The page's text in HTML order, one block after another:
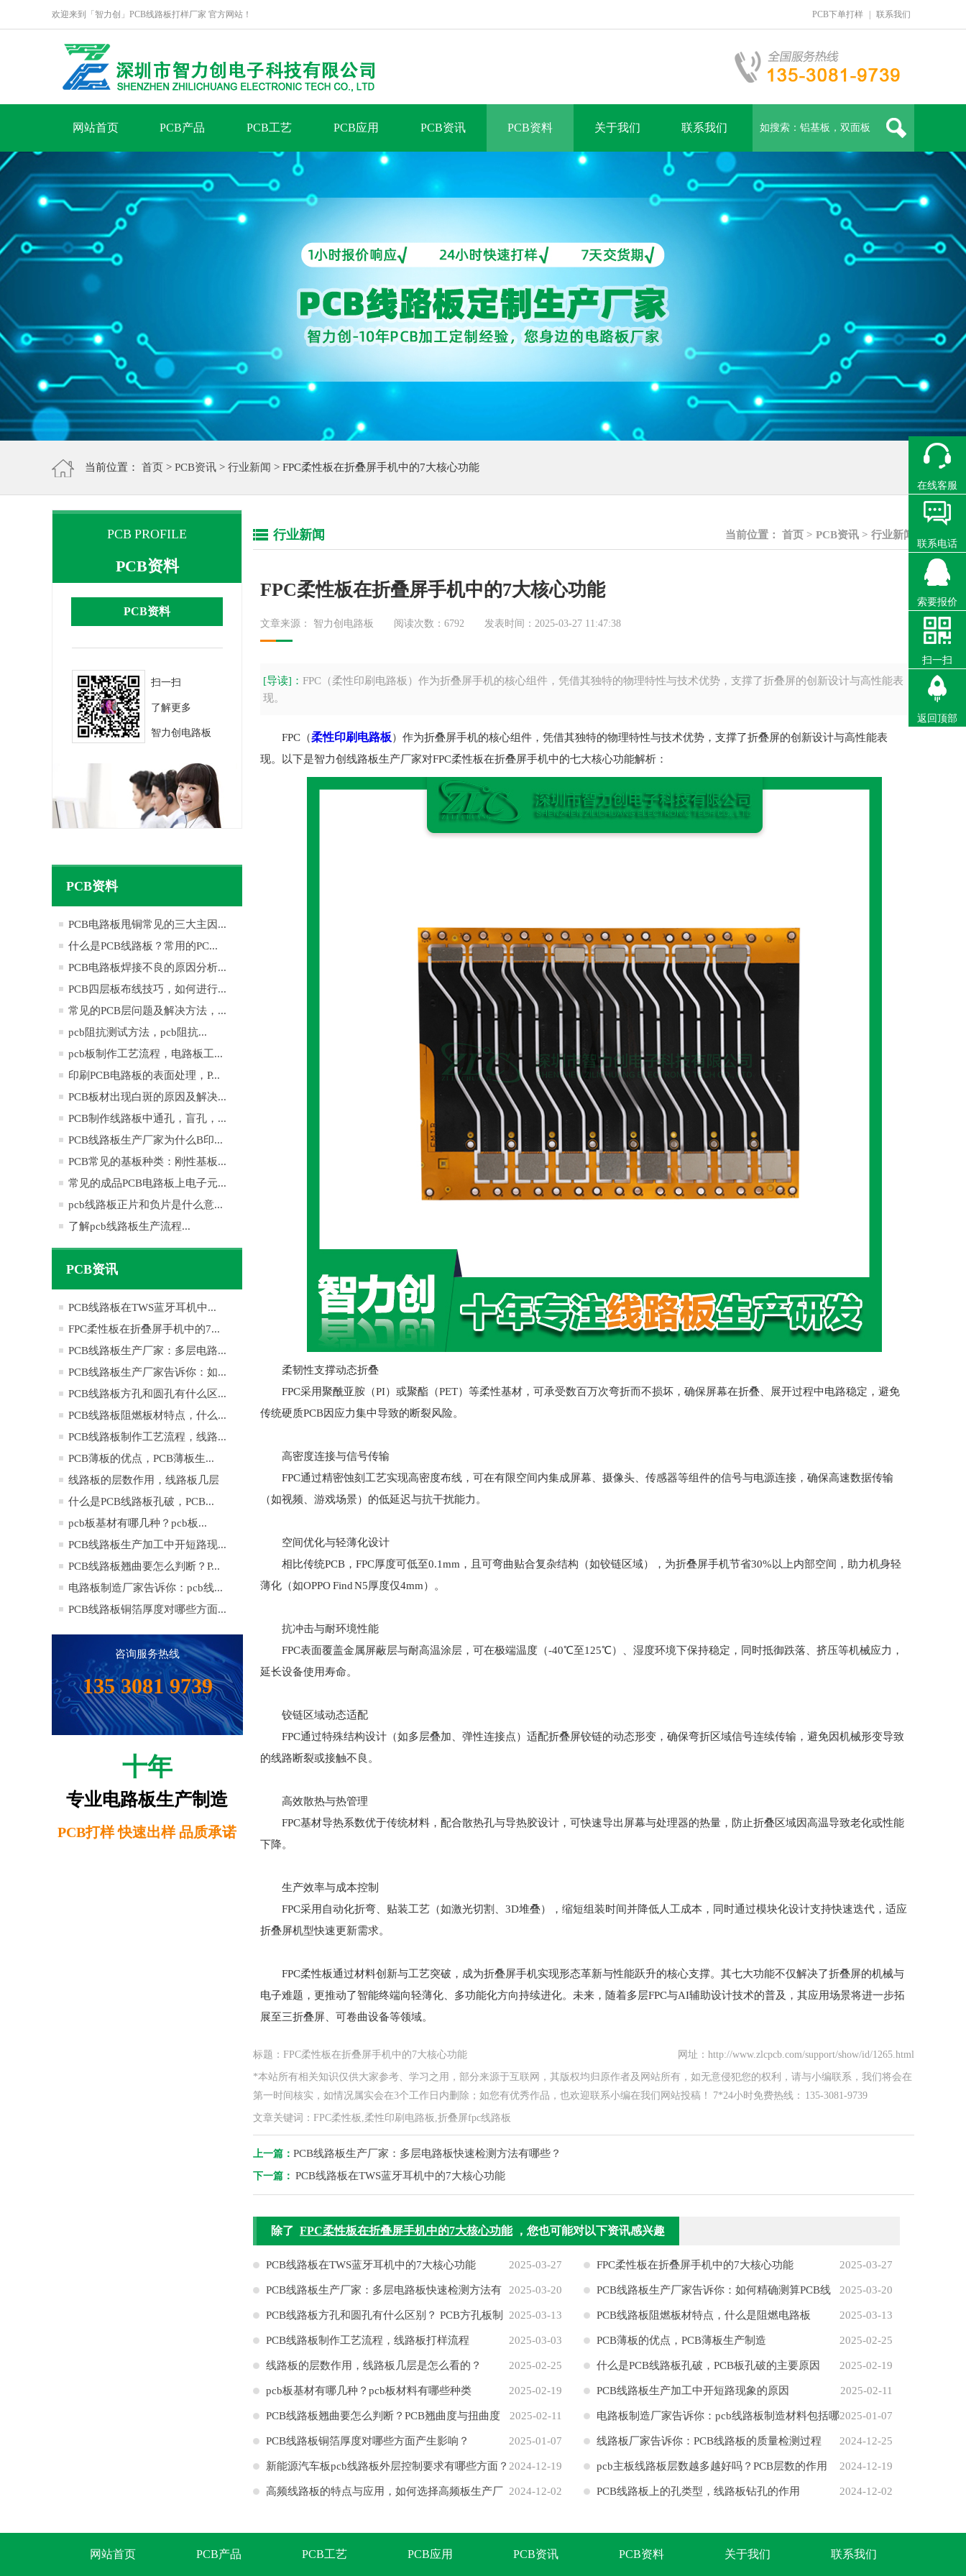
欢迎来到「智力创」PCB线路板打样厂家 官方网站！ PCB下单打样 联系我们
网站首页 PCB产品 PCB工艺 PCB应用 PCB资讯 PCB资料 关于我们 联系我们
当前位置： 首页 > PCB资讯 > 行业新闻 > FPC柔性板在折叠屏手机中的7大核心功能
PCB PROFILE
PCB资料
PCB资料
扫一扫
了解更多
智力创电路板
PCB资料
PCB电路板甩铜常见的三大主因...
什么是PCB线路板？常用的PC...
PCB电路板焊接不良的原因分析...
PCB四层板布线技巧，如何进行...
常见的PCB层问题及解决方法，...
pcb阻抗测试方法，pcb阻抗...
pcb板制作工艺流程，电路板工...
印刷PCB电路板的表面处理，P...
PCB板材出现白斑的原因及解决...
PCB制作线路板中通孔，盲孔，...
PCB线路板生产厂家为什么B印...
PCB常见的基板种类：刚性基板...
常见的成品PCB电路板上电子元...
pcb线路板正片和负片是什么意...
了解pcb线路板生产流程...
PCB资讯
PCB线路板在TWS蓝牙耳机中...
FPC柔性板在折叠屏手机中的7...
PCB线路板生产厂家：多层电路...
PCB线路板生产厂家告诉你：如...
PCB线路板方孔和圆孔有什么区...
PCB线路板阻燃板材特点，什么...
PCB线路板制作工艺流程，线路...
PCB薄板的优点，PCB薄板生...
线路板的层数作用，线路板几层
是...
什么是PCB线路板孔破，PCB...
pcb板基材有哪几种？pcb板...
PCB线路板生产加工中开短路现...
PCB线路板翘曲要怎么判断？P...
电路板制造厂家告诉你：pcb线...
PCB线路板铜箔厚度对哪些方面...
咨询服务热线
135 3081 9739
十年
专业电路板生产制造
PCB打样 快速出样 品质承诺
当前位置： 首页 > PCB资讯 > 行业新闻
行业新闻
FPC柔性板在折叠屏手机中的7大核心功能
文章来源： 智力创电路板 阅读次数：6792 发表时间：2025-03-27 11:47:38
[导读]： FPC（柔性印刷电路板​）作为折叠屏手机的核心组件，凭借其独特的物理特性与技术优势，支撑了折叠屏的创新设计与高性能表
现。
FPC（柔性印刷电路板）作为折叠屏手机的核心组件，凭借其独特的物理特性与技术优势，支撑了折叠屏的创新设计与高性能表
现。以下是智力创线路板生产厂家对FPC柔性板在折叠屏手机中的七大核心功能解析：
柔韧性支撑动态折叠
FPC采用聚酰亚胺（PI）或聚酯（PET）等柔性基材，可承受数百万次弯折而不损坏，确保屏幕在折叠、展开过程中电路稳定，避免
传统硬质PCB因应力集中导致的断裂风险。
高密度连接与信号传输
FPC通过精密蚀刻工艺实现高密度布线，可在有限空间内集成屏幕、摄像头、传感器等组件的信号与电源连接，确保高速数据传输
（如视频、游戏场景）的低延迟与抗干扰能力。
空间优化与轻薄化设计
相比传统PCB，FPC厚度可低至0.1mm，且可弯曲贴合复杂结构（如铰链区域），为折叠屏手机节省30%以上内部空间，助力机身轻
薄化（如OPPO Find N5厚度仅4mm）。
抗冲击与耐环境性能
FPC表面覆盖金属屏蔽层与耐高温涂层，可在极端温度（-40℃至125℃）、湿度环境下保持稳定，同时抵御跌落、挤压等机械应力，
延长设备使用寿命。
铰链区域动态适配
FPC通过特殊结构设计（如多层叠加、弹性连接点）适配折叠屏铰链的动态形变，确保弯折区域信号连续传输，避免因机械形变导致
的线路断裂或接触不良。
高效散热与热管理
FPC基材导热系数优于传统材料，配合散热孔与导热胶设计，可快速导出屏幕与处理器的热量，防止折叠区域因高温导致老化或性能
下降。
生产效率与成本控制
FPC采用自动化折弯、贴装工艺（如激光切割、3D堆叠），缩短组装时间并降低人工成本，同时通过模块化设计支持快速迭代，适应
折叠屏机型快速更新需求。
FPC柔性板通过材料创新与工艺突破，成为折叠屏手机实现形态革新与性能跃升的核心支撑。其七大功能不仅解决了折叠屏的机械与
电子难题，更推动了智能终端向轻薄化、多功能化方向持续进化。未来，随着多层FPC与AI辅助设计技术的普及，其应用场景将进一步拓
展至三折叠屏、可卷曲设备等领域。
标题：FPC柔性板在折叠屏手机中的7大核心功能 网址：http://www.zlcpcb.com/support/show/id/1265.html
*本站所有相关知识仅供大家参考、学习之用，部分来源于互联网，其版权均归原作者及网站所有，如无意侵犯您的权利，请与小编联系，我们将会在
第一时间核实，如情况属实会在3个工作日内删除；如您有优秀作品，也欢迎联系小编在我们网站投稿！ 7*24小时免费热线： 135-3081-9739
文章关键词：FPC柔性板,柔性印刷电路板​,折叠屏fpc线路板
上一篇： PCB线路板生产厂家：多层电路板快速检测方法有哪些？
下一篇： PCB线路板在TWS蓝牙耳机中的7大核心功能
除了 FPC柔性板在折叠屏手机中的7大核心功能，您也可能对以下资讯感兴趣
2025-03-27
PCB线路板在TWS蓝牙耳机中的7大核心功能 2025-03-27
FPC柔性板在折叠屏手机中的7大核心功能
2025-03-20
PCB线路板生产厂家：多层电路板快速检测方法有
哪些？
2025-03-20
PCB线路板生产厂家告诉你：如何精确测算PCB线
路阻抗
2025-03-13
PCB线路板方孔和圆孔有什么区别？ PCB方孔板制
作
2025-03-13
PCB线路板阻燃板材特点，什么是阻燃电路板
2025-03-03
PCB线路板制作工艺流程，线路板打样流程 2025-02-25
PCB薄板的优点，PCB薄板生产制造
2025-02-25
线路板的层数作用，线路板几层是怎么看的？ 2025-02-19
什么是PCB线路板孔破，PCB板孔破的主要原因
2025-02-19
pcb板基材有哪几种？pcb板材料有哪些种类 2025-02-11
PCB线路板生产加工中开短路现象的原因
2025-02-11
PCB线路板翘曲要怎么判断？PCB翘曲度与扭曲度
的计算
2025-01-07
电路板制造厂家告诉你：pcb线路板制造材料包括哪
些？
2025-01-07
PCB线路板铜箔厚度对哪些方面产生影响？ 2024-12-25
线路板厂家告诉你：PCB线路板的质量检测过程
2024-12-19
新能源汽车板pcb线路板外层控制要求有哪些方面？ 2024-12-19
pcb主板线路板层数越多越好吗？PCB层数的作用
2024-12-02
高频线路板的特点与应用，如何选择高频板生产厂 2024-12-02
PCB线路板上的孔类型，线路板钻孔的作用
网站首页 PCB产品 PCB工艺 PCB应用 PCB资讯 PCB资料 关于我们 联系我们
在线客服
联系电话
索要报价
扫一扫
返回顶部